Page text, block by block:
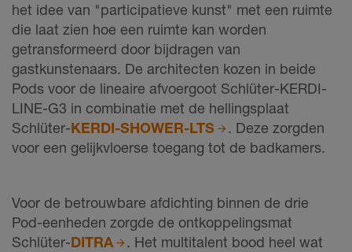
het idee van "participatieve kunst" met een ruimte
die laat zien hoe een ruimte kan worden
getransformeerd door bijdragen van
gastkunstenaars. De architecten kozen in beide
Pods voor de lineaire afvoergoot Schlüter-KERDI-
LINE-G3 in combinatie met de hellingsplaat
Schlüter-KERDI-SHOWER-LTS
. Deze zorgden
voor een gelijkvloerse toegang tot de badkamers.
Voor de betrouwbare afdichting binnen de drie
Pod-eenheden zorgde de ontkoppelingsmat
Schlüter-DITRA
. Het multitalent bood heel wat